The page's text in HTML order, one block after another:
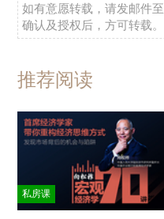
如有意愿转载，请发邮件至
确认及授权后，方可转载。
推荐阅读
私房课